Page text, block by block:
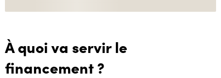
À quoi va servir le
financement ?